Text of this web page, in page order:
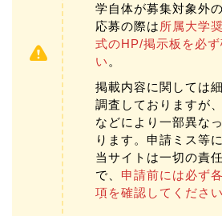
学自体が募集対象外
応募の際は 所属大学
式のHP/掲示板を必
い 。
掲載内容に関しては
調査しておりますが
などにより一部異な
ります。申請ミス等
当サイトは一切の責
で、 申請前には必ず
項を確認してください